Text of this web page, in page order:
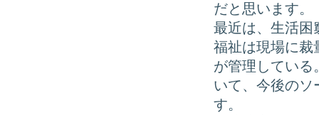
だと思います。
最近は、生活困
福祉は現場に裁
が管理している
いて、今後のソ
す。